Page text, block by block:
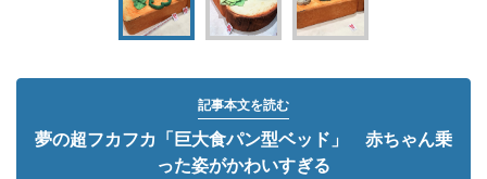
記事本文を読む
夢の超フカフカ「巨大食パン型ベッド」 赤ちゃん乗
った姿がかわいすぎる